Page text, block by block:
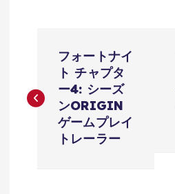
ナ
フォートナイ
ト チャプタ
ー4: シーズ
ンORIGIN
ゲームプレイ
トレーラー